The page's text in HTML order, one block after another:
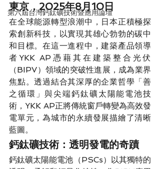
第六屆台灣鈣鈦礦技術暨應用論壇
東京，2025年8月10日
在全球能源轉型浪潮中，日本正積極探
索創新科技，以實現其雄心勃勃的碳中
和目標。在這一進程中，建築產品領導
者YKK AP憑藉其在建築整合光伏
（BIPV）領域的突破性進展，成為業界
焦點。透過結合其深厚的企業哲學「善
之循環」與尖端鈣鈦礦太陽能電池技
術，YKK AP正將傳統窗戶轉變為高效發
電單元，為城市的永續發展描繪了清晰
藍圖。
鈣鈦礦技術：透明發電的奇蹟
鈣鈦礦太陽能電池（PSCs）以其獨特的